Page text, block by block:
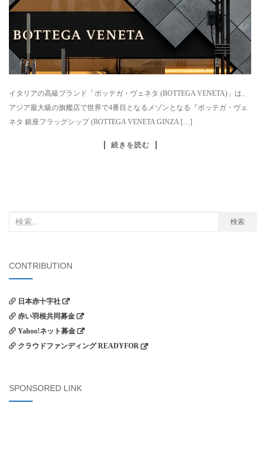
イタリアの高級ブランド「ボッテガ・ヴェネタ (BOTTEGA VENETA)」は、
アジア最大級の旗艦店で世界で4番目となるメゾンとなる『ボッテガ・ヴェ
ネタ 銀座フラッグシップ (BOTTEGA VENETA GINZA […]
続きを読む
検索
CONTRIBUTION
日本赤十字社
赤い羽根共同募金
Yahoo!ネット募金
クラウドファンディング READYFOR
SPONSORED LINK